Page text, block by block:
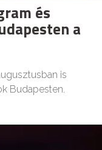
és
a
is
Budapesten.